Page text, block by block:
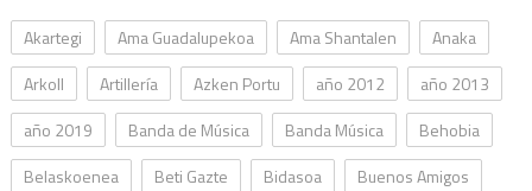
Akartegi Ama Guadalupekoa Ama Shantalen
Anaka
Arkoll
Artillería Azken Portu año 2012
año 2013
año 2019
Banda de Música Banda Música
Behobia
Belaskoenea
Beti Gazte Bidasoa
Buenos Amigos